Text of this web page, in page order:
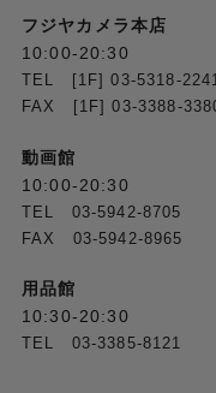
フジヤカメラ本店
10:00-20:30
TEL [1F] 03-5318-
FAX [1F] 03-3388-
動画館
10:00-20:30
TEL 03-5942-8705
FAX 03-5942-8965
用品館
10:30-20:30
TEL 03-3385-8121